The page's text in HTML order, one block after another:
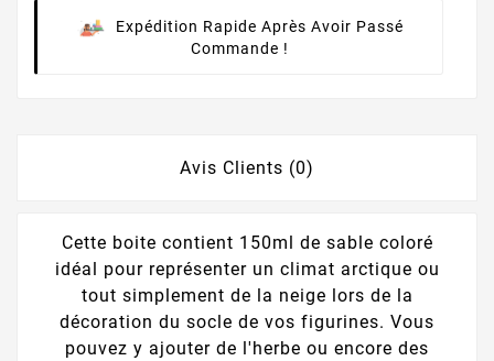
Expédition Rapide Après Avoir Passé
Commande !
Avis Clients (0)
Cette boite contient 150ml de sable coloré
idéal pour représenter un climat arctique ou
tout simplement de la neige lors de la
décoration du socle de vos figurines. Vous
pouvez y ajouter de l'herbe ou encore des